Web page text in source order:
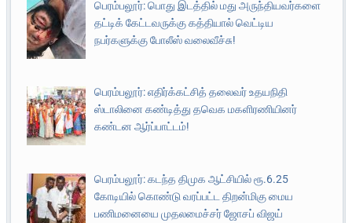
பெரம்பலூர்: பொது இடத்தில் மது அருந்தியவர்களை
தட்டிக் கேட்டவருக்கு கத்தியால் வெட்டிய
நபர்களுக்கு போலீஸ் வலைவீச்சு!
பெரம்பலூர்: எதிர்க்கட்சித் தலைவர் உதயநிதி
ஸ்டாலினை கண்டித்து தவெக மகளிரணியினர்
கண்டன ஆர்ப்பாட்டம்!
பெரம்பலூர்: கடந்த திமுக ஆட்சியில் ரூ.6.25
கோடியில் கொண்டு வரப்பட்ட திறன்மிகு மைய
பணிமனையை முதலமைச்சர் ஜோசப் விஜய்